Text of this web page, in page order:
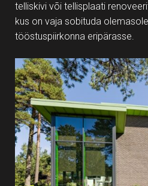
telliskivi või tellisplaati
kus on vaja sobituda
tööstuspiirkonna eripärasse.